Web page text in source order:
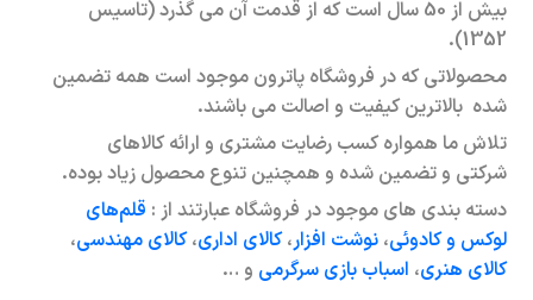
بیش از 50 سال است که از قدمت آن می گذرد (تاسیس
1352).
محصولاتی که در فروشگاه پاترون موجود است همه تضمین
شده بالاترین کیفیت و اصالت می باشند.
تلاش ما همواره کسب رضایت مشتری و ارائه کالاهای
شرکتی و تضمین شده و همچنین تنوع محصول زیاد بوده.
دسته بندی های موجود در فروشگاه عبارتند از : قلم‌های
لوکس و کادوئی، نوشت افزار،کالای اداری،کالای مهندسی،
کالای هنری، اسباب بازی سرگرمی و …